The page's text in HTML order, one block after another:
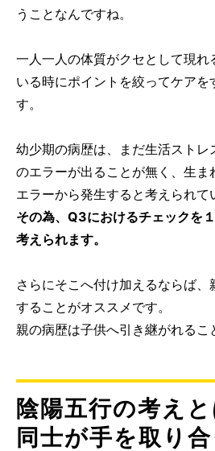
うことなんですね。
一人一人の体質がクセとして現れ
いる時にポイントを絞ってケアを
す。
幼少期の病歴は、まだ生活ストレ
のエラーが出ることが無く、生ま
エラーから発生すると考えられて
その為、Q3におけるチェックを
考えられます。
さらにそこへ付け加えるならば
することがオススメです。
親の病歴は子供へ引き継がれるこ
陰陽五行の考え
同士が手を取り